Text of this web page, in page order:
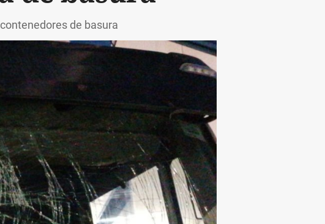
de basura